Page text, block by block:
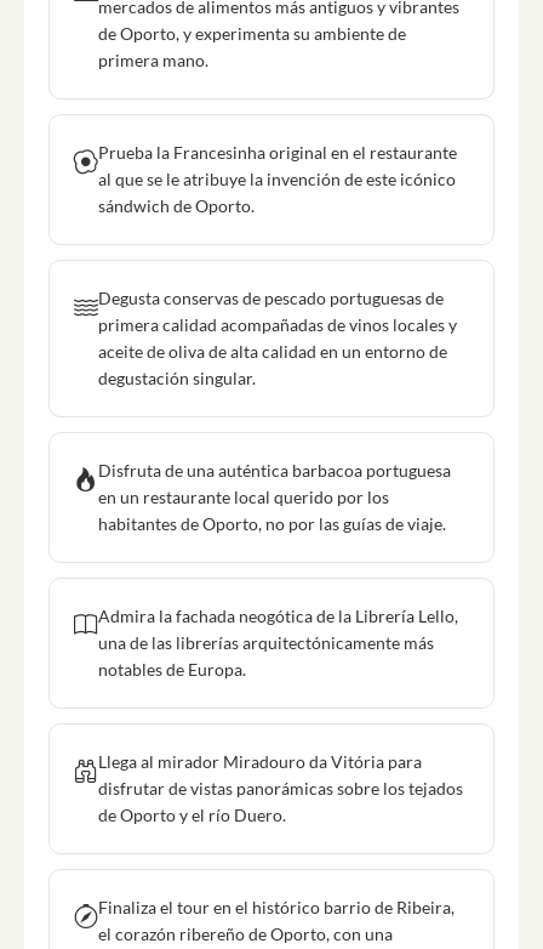
mercados de alimentos más antiguos y vibrantes
de Oporto, y experimenta su ambiente de
primera mano.
Prueba la Francesinha original en el restaurante
al que se le atribuye la invención de este icónico
sándwich de Oporto.
Degusta conservas de pescado portuguesas de
primera calidad acompañadas de vinos locales y
aceite de oliva de alta calidad en un entorno de
degustación singular.
Disfruta de una auténtica barbacoa portuguesa
en un restaurante local querido por los
habitantes de Oporto, no por las guías de viaje.
Admira la fachada neogótica de la Librería Lello,
una de las librerías arquitectónicamente más
notables de Europa.
Llega al mirador Miradouro da Vitória para
disfrutar de vistas panorámicas sobre los tejados
de Oporto y el río Duero.
Finaliza el tour en el histórico barrio de Ribeira,
el corazón ribereño de Oporto, con una